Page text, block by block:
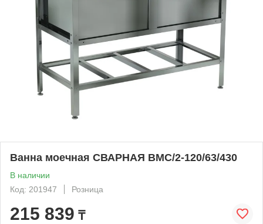
Ванна моечная СВАРНАЯ ВМС/2-120/63/430
В наличии
Код: 201947
Розница
215 839 ₸